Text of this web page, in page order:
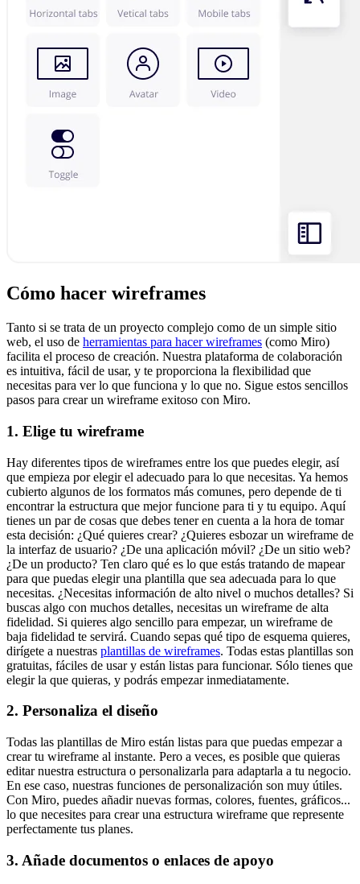
Cómo hacer wireframes
Tanto si se trata de un proyecto complejo como de un simple sitio
web, el uso de herramientas para hacer wireframes (como Miro)
facilita el proceso de creación. Nuestra plataforma de colaboración
es intuitiva, fácil de usar, y te proporciona la flexibilidad que
necesitas para ver lo que funciona y lo que no. Sigue estos sencillos
pasos para crear un wireframe exitoso con Miro.
1. Elige tu wireframe
Hay diferentes tipos de wireframes entre los que puedes elegir, así
que empieza por elegir el adecuado para lo que necesitas. Ya hemos
cubierto algunos de los formatos más comunes, pero depende de ti
encontrar la estructura que mejor funcione para ti y tu equipo. Aquí
tienes un par de cosas que debes tener en cuenta a la hora de tomar
esta decisión: ¿Qué quieres crear? ¿Quieres esbozar un wireframe de
la interfaz de usuario? ¿De una aplicación móvil? ¿De un sitio web?
¿De un producto? Ten claro qué es lo que estás tratando de mapear
para que puedas elegir una plantilla que sea adecuada para lo que
necesitas. ¿Necesitas información de alto nivel o muchos detalles? Si
buscas algo con muchos detalles, necesitas un wireframe de alta
fidelidad. Si quieres algo sencillo para empezar, un wireframe de
baja fidelidad te servirá. Cuando sepas qué tipo de esquema quieres,
dirígete a nuestras plantillas de wireframes. Todas estas plantillas son
gratuitas, fáciles de usar y están listas para funcionar. Sólo tienes que
elegir la que quieras, y podrás empezar inmediatamente.
2. Personaliza el diseño
Todas las plantillas de Miro están listas para que puedas empezar a
crear tu wireframe al instante. Pero a veces, es posible que quieras
editar nuestra estructura o personalizarla para adaptarla a tu negocio.
En ese caso, nuestras funciones de personalización son muy útiles.
Con Miro, puedes añadir nuevas formas, colores, fuentes, gráficos...
lo que necesites para crear una estructura wireframe que represente
perfectamente tus planes.
3. Añade documentos o enlaces de apoyo